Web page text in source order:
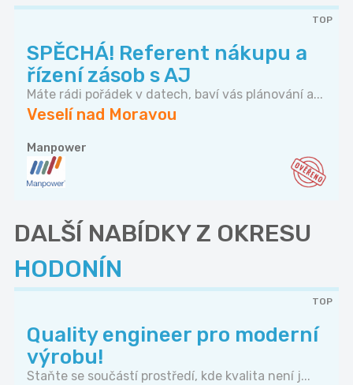
TOP
SPĚCHÁ! Referent nákupu a
řízení zásob s AJ
Máte rádi pořádek v datech, baví vás plánování a...
Veselí nad Moravou
Manpower
DALŠÍ NABÍDKY Z OKRESU
HODONÍN
TOP
Quality engineer pro moderní
výrobu!
Staňte se součástí prostředí, kde kvalita není j...